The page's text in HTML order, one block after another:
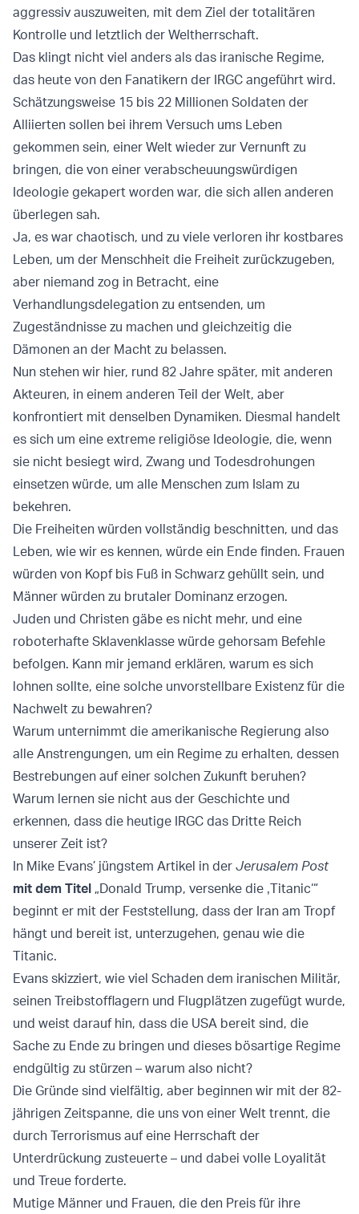
aggressiv auszuweiten, mit dem Ziel der totalitären
Kontrolle und letztlich der Weltherrschaft.
Das klingt nicht viel anders als das iranische Regime,
das heute von den Fanatikern der IRGC angeführt wird.
Schätzungsweise 15 bis 22 Millionen Soldaten der
Alliierten sollen bei ihrem Versuch ums Leben
gekommen sein, einer Welt wieder zur Vernunft zu
bringen, die von einer verabscheuungswürdigen
Ideologie gekapert worden war, die sich allen anderen
überlegen sah.
Ja, es war chaotisch, und zu viele verloren ihr kostbares
Leben, um der Menschheit die Freiheit zurückzugeben,
aber niemand zog in Betracht, eine
Verhandlungsdelegation zu entsenden, um
Zugeständnisse zu machen und gleichzeitig die
Dämonen an der Macht zu belassen.
Nun stehen wir hier, rund 82 Jahre später, mit anderen
Akteuren, in einem anderen Teil der Welt, aber
konfrontiert mit denselben Dynamiken. Diesmal handelt
es sich um eine extreme religiöse Ideologie, die, wenn
sie nicht besiegt wird, Zwang und Todesdrohungen
einsetzen würde, um alle Menschen zum Islam zu
bekehren.
Die Freiheiten würden vollständig beschnitten, und das
Leben, wie wir es kennen, würde ein Ende finden. Frauen
würden von Kopf bis Fuß in Schwarz gehüllt sein, und
Männer würden zu brutaler Dominanz erzogen.
Juden und Christen gäbe es nicht mehr, und eine
roboterhafte Sklavenklasse würde gehorsam Befehle
befolgen. Kann mir jemand erklären, warum es sich
lohnen sollte, eine solche unvorstellbare Existenz für die
Nachwelt zu bewahren?
Warum unternimmt die amerikanische Regierung also
alle Anstrengungen, um ein Regime zu erhalten, dessen
Bestrebungen auf einer solchen Zukunft beruhen?
Warum lernen sie nicht aus der Geschichte und
erkennen, dass die heutige IRGC das Dritte Reich
unserer Zeit ist?
In Mike Evans’ jüngstem Artikel in der Jerusalem Post
mit dem Titel „Donald Trump, versenke die ‚Titanic‘“
beginnt er mit der Feststellung, dass der Iran am Tropf
hängt und bereit ist, unterzugehen, genau wie die
Titanic.
Evans skizziert, wie viel Schaden dem iranischen Militär,
seinen Treibstofflagern und Flugplätzen zugefügt wurde,
und weist darauf hin, dass die USA bereit sind, die
Sache zu Ende zu bringen und dieses bösartige Regime
endgültig zu stürzen – warum also nicht?
Die Gründe sind vielfältig, aber beginnen wir mit der 82-
jährigen Zeitspanne, die uns von einer Welt trennt, die
durch Terrorismus auf eine Herrschaft der
Unterdrückung zusteuerte – und dabei volle Loyalität
und Treue forderte.
Mutige Männer und Frauen, die den Preis für ihre